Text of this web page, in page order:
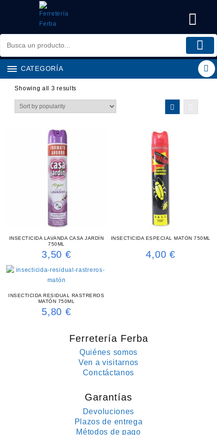
CATEGORÍA
Showing all 3 results
INSECTICIDA LAVANDA CASA JARDÍN
750ML
3,50 €
INSECTICIDA ESPECIAL MATÓN 750ML
4,00 €
INSECTICIDA RESIDUAL RASTREROS
MATÓN 750ML
5,80 €
Ferretería Ferba
Quiénes somos
Ven a visitarnos
Conctáctanos
Garantías
Devoluciones
Plazos de entrega
Métodos de pago